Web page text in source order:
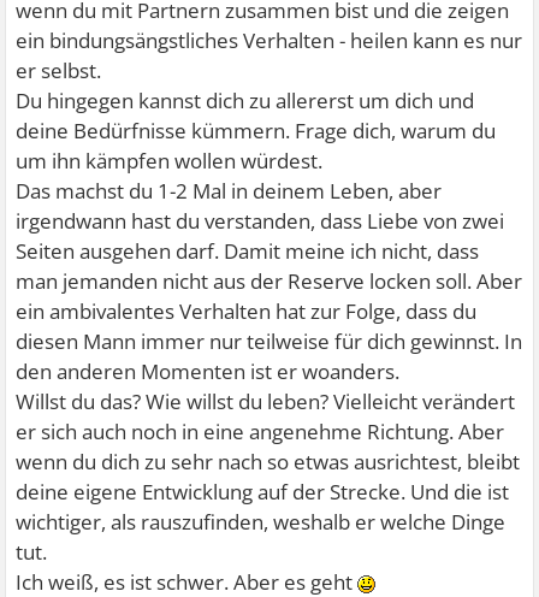
wenn du mit Partnern zusammen bist und die zeigen
ein bindungsängstliches Verhalten - heilen kann es nur
er selbst.
Du hingegen kannst dich zu allererst um dich und
deine Bedürfnisse kümmern. Frage dich, warum du
um ihn kämpfen wollen würdest.
Das machst du 1-2 Mal in deinem Leben, aber
irgendwann hast du verstanden, dass Liebe von zwei
Seiten ausgehen darf. Damit meine ich nicht, dass
man jemanden nicht aus der Reserve locken soll. Aber
ein ambivalentes Verhalten hat zur Folge, dass du
diesen Mann immer nur teilweise für dich gewinnst. In
den anderen Momenten ist er woanders.
Willst du das? Wie willst du leben? Vielleicht verändert
er sich auch noch in eine angenehme Richtung. Aber
wenn du dich zu sehr nach so etwas ausrichtest, bleibt
deine eigene Entwicklung auf der Strecke. Und die ist
wichtiger, als rauszufinden, weshalb er welche Dinge
tut.
Ich weiß, es ist schwer. Aber es geht